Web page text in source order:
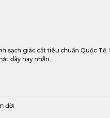
sạch giác cắt tiêu chuẩn Quốc
dây hay nhẫn.
đời